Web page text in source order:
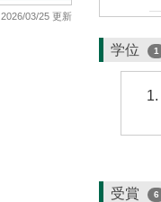
2026/03/25 更新
学位 1
受賞 6